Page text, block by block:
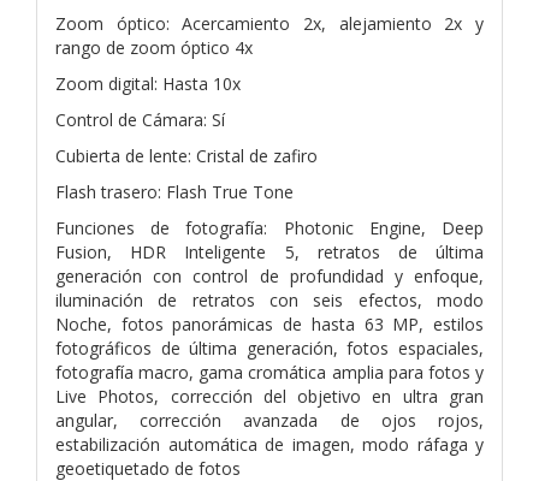
Zoom óptico: Acercamiento 2x, alejamiento 2x y
rango de zoom óptico 4x
Zoom digital: Hasta 10x
Control de Cámara: Sí
Cubierta de lente: Cristal de zafiro
Flash trasero: Flash True Tone
Funciones de fotografía: Photonic Engine, Deep
Fusion, HDR Inteligente 5, retratos de última
generación con control de profundidad y enfoque,
iluminación de retratos con seis efectos, modo
Noche, fotos panorámicas de hasta 63 MP, estilos
fotográficos de última generación, fotos espaciales,
fotografía macro, gama cromática amplia para fotos y
Live Photos, corrección del objetivo en ultra gran
angular, corrección avanzada de ojos rojos,
estabilización automática de imagen, modo ráfaga y
geoetiquetado de fotos